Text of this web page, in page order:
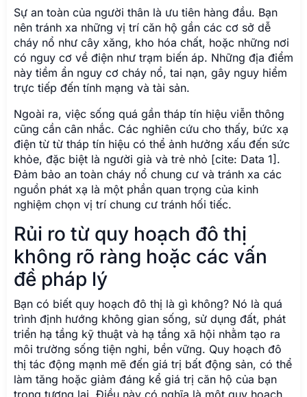
Sự an toàn của người thân là ưu tiên hàng đầu. Bạn
nên tránh xa những vị trí căn hộ gần các cơ sở dễ
cháy nổ như cây xăng, kho hóa chất, hoặc những nơi
có nguy cơ về điện như trạm biến áp. Những địa điểm
này tiềm ẩn nguy cơ cháy nổ, tai nạn, gây nguy hiểm
trực tiếp đến tính mạng và tài sản.
Ngoài ra, việc sống quá gần tháp tín hiệu viễn thông
cũng cần cân nhắc. Các nghiên cứu cho thấy, bức xạ
điện từ từ tháp tín hiệu có thể ảnh hưởng xấu đến sức
khỏe, đặc biệt là người già và trẻ nhỏ [cite: Data 1].
Đảm bảo an toàn cháy nổ chung cư và tránh xa các
nguồn phát xạ là một phần quan trọng của kinh
nghiệm chọn vị trí chung cư tránh hối tiếc.
Rủi ro từ quy hoạch đô thị
không rõ ràng hoặc các vấn
đề pháp lý
Bạn có biết quy hoạch đô thị là gì không? Nó là quá
trình định hướng không gian sống, sử dụng đất, phát
triển hạ tầng kỹ thuật và hạ tầng xã hội nhằm tạo ra
môi trường sống tiện nghi, bền vững. Quy hoạch đô
thị tác động mạnh mẽ đến giá trị bất động sản, có thể
làm tăng hoặc giảm đáng kể giá trị căn hộ của bạn
trong tương lai. Điều này có nghĩa là một quy hoạch